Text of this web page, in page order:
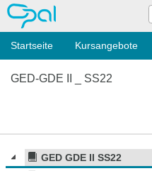
OPAL
Startseite Kursangebote
GED-GDE II _ SS22
GED GDE II SS22